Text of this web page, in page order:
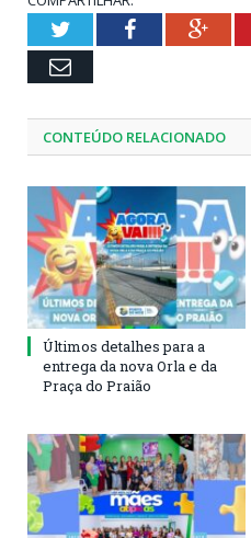
TwitterFacebook
Email
CONTEÚDO RELACIONADO
Últimos detalhes para a
entrega da nova Orla e da
Praça do Praião